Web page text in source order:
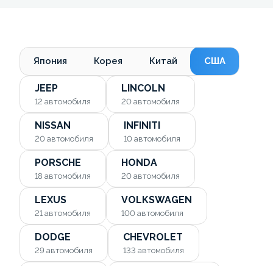
Япония Корея Китай США
JEEP
12 автомобиля
LINCOLN
20 автомобиля
NISSAN
20 автомобиля
INFINITI
10 автомобиля
PORSCHE
18 автомобиля
HONDA
20 автомобиля
LEXUS
21 автомобиля
VOLKSWAGEN
100 автомобиля
DODGE
29 автомобиля
CHEVROLET
133 автомобиля